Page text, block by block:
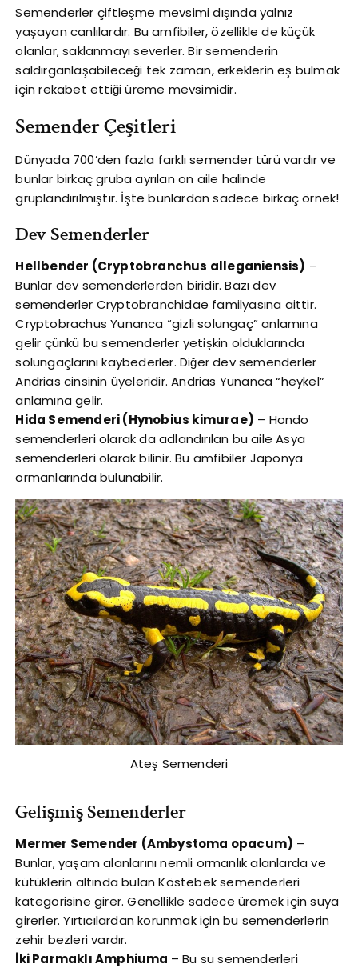
Semenderler çiftleşme mevsimi dışında yalnız
yaşayan canlılardır. Bu amfibiler, özellikle de küçük
olanlar, saklanmayı severler. Bir semenderin
saldırganlaşabileceği tek zaman, erkeklerin eş bulmak
için rekabet ettiği üreme mevsimidir.
Semender Çeşitleri
Dünyada 700’den fazla farklı semender türü vardır ve
bunlar birkaç gruba ayrılan on aile halinde
gruplandırılmıştır. İşte bunlardan sadece birkaç örnek!
Dev Semenderler
Hellbender (Cryptobranchus alleganiensis) –
Bunlar dev semenderlerden biridir. Bazı dev
semenderler Cryptobranchidae familyasına aittir.
Cryptobrachus Yunanca “gizli solungaç” anlamına
gelir çünkü bu semenderler yetişkin olduklarında
solungaçlarını kaybederler. Diğer dev semenderler
Andrias cinsinin üyeleridir. Andrias Yunanca “heykel”
anlamına gelir.
Hida Semenderi (Hynobius kimurae) – Hondo
semenderleri olarak da adlandırılan bu aile Asya
semenderleri olarak bilinir. Bu amfibiler Japonya
ormanlarında bulunabilir.
Ateş Semenderi
Gelişmiş Semenderler
Mermer Semender (Ambystoma opacum) –
Bunlar, yaşam alanlarını nemli ormanlık alanlarda ve
kütüklerin altında bulan Köstebek semenderleri
kategorisine girer. Genellikle sadece üremek için suya
girerler. Yırtıcılardan korunmak için bu semenderlerin
zehir bezleri vardır.
İki Parmaklı Amphiuma – Bu su semenderleri